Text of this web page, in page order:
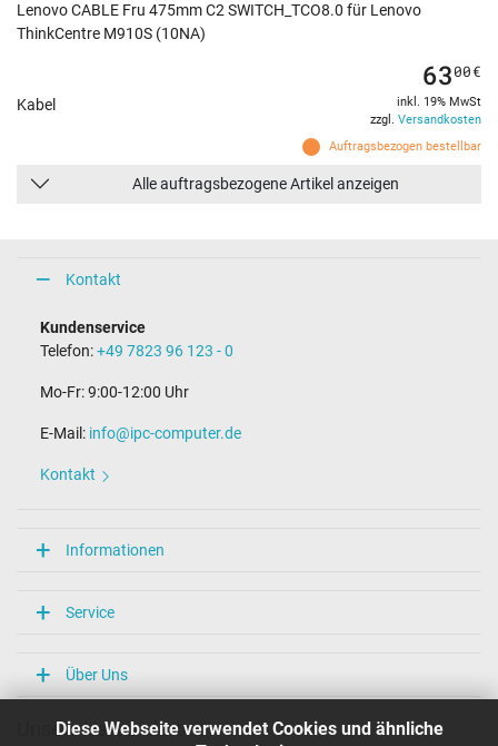
Diese Webseite verwendet Cookies und ähnliche
Lenovo CABLE Fru 475mm C2 SWITCH_TCO8.0 für Lenovo
ThinkCentre M910S (10NA)
Kabel
Auftragsbezogen bestellbar
6300€
inkl. 19% MwSt
zzgl. Versandkosten
Alle auftragsbezogene Artikel anzeigen
Kontakt
Kundenservice
Telefon:+49 7823 96 123 - 0
Mo-Fr: 9:00-12:00 Uhr
E-Mail: info@ipc-computer.de
Kontakt
Informationen
Service
Über Uns
Unsere Versandarten